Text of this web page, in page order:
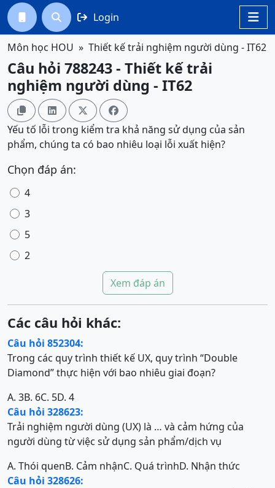

  Login
Môn học HOU Thiết kế trải nghiệm người dùng - IT62
Câu hỏi 788243 - Thiết kế trải
nghiệm người dùng - IT62
   
Yếu tố lỗi trong kiểm tra khả năng sử dụng của sản
phẩm, chúng ta có bao nhiêu loại lỗi xuất hiện?
Chọn đáp án:
4
3
5
2
Xem đáp án
Các câu hỏi khác:
Câu hỏi 852304:
Trong các quy trình thiết kế UX, quy trình “Double
Diamond” thực hiện với bao nhiêu giai đoạn?
A. 3B. 6C. 5D. 4
Câu hỏi 328623:
Trải nghiệm người dùng (UX) là … và cảm hứng của
người dùng từ việc sử dụng sản phẩm/dịch vụ
A. Thói quenB. Cảm nhậnC. Quá trìnhD. Nhận thức
Câu hỏi 328626: